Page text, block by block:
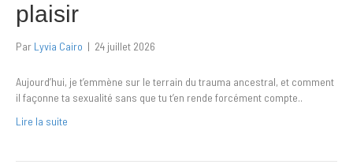
plaisir
Par Lyvia Cairo | 24 juillet 2026
Aujourd’hui, je t’emmène sur le terrain du trauma ancestral, et comment
il façonne ta sexualité sans que tu t’en rende forcément compte..
Lire la suite